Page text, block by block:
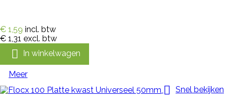
€ 1,59 incl. btw
€ 1,31 excl. btw
 In winkelwagen
Meer
 Snel bekijken